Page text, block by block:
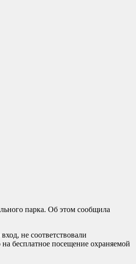
парка. Об этом сообщила
не соответствовали
бесплатное посещение охраняемой